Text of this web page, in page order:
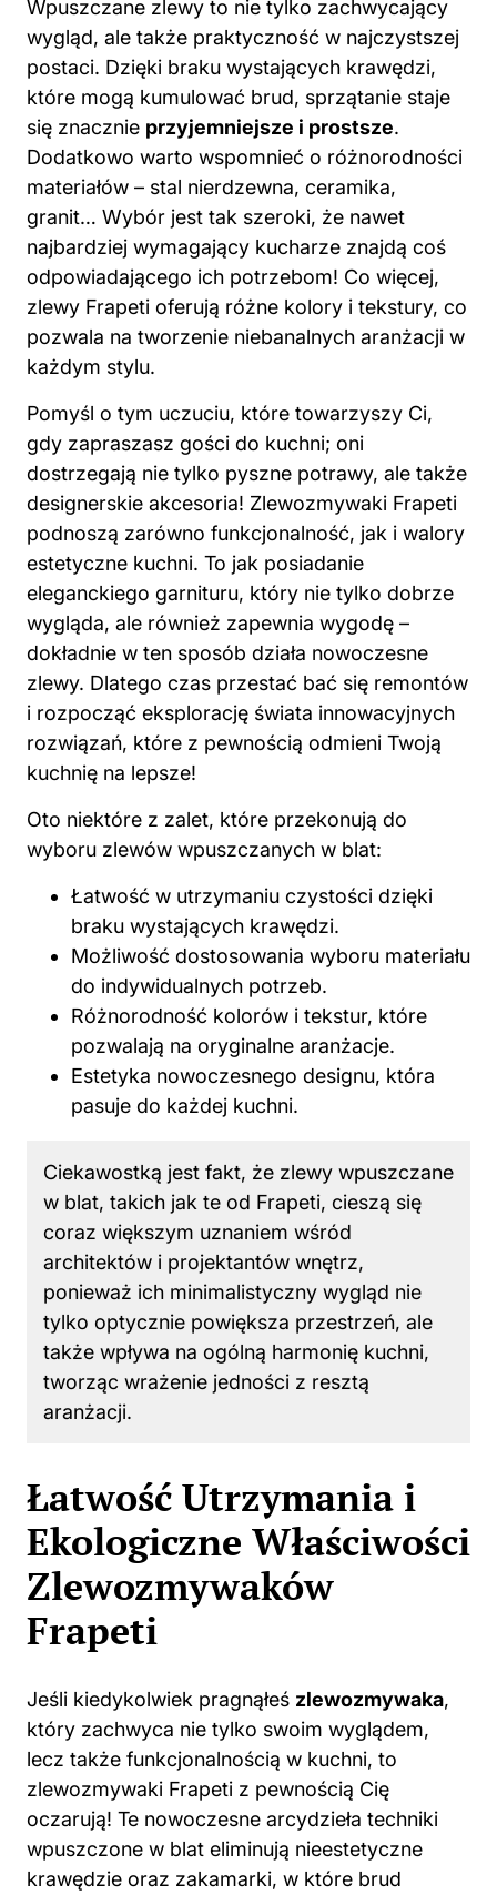
Wpuszczane zlewy to nie tylko zachwycający
wygląd, ale także praktyczność w najczystszej
postaci. Dzięki braku wystających krawędzi,
które mogą kumulować brud, sprzątanie staje
się znacznie przyjemniejsze i prostsze.
Dodatkowo warto wspomnieć o różnorodności
materiałów – stal nierdzewna, ceramika,
granit… Wybór jest tak szeroki, że nawet
najbardziej wymagający kucharze znajdą coś
odpowiadającego ich potrzebom! Co więcej,
zlewy Frapeti oferują różne kolory i tekstury, co
pozwala na tworzenie niebanalnych aranżacji w
każdym stylu.
Pomyśl o tym uczuciu, które towarzyszy Ci,
gdy zapraszasz gości do kuchni; oni
dostrzegają nie tylko pyszne potrawy, ale także
designerskie akcesoria! Zlewozmywaki Frapeti
podnoszą zarówno funkcjonalność, jak i walory
estetyczne kuchni. To jak posiadanie
eleganckiego garnituru, który nie tylko dobrze
wygląda, ale również zapewnia wygodę –
dokładnie w ten sposób działa nowoczesne
zlewy. Dlatego czas przestać bać się remontów
i rozpocząć eksplorację świata innowacyjnych
rozwiązań, które z pewnością odmieni Twoją
kuchnię na lepsze!
Oto niektóre z zalet, które przekonują do
wyboru zlewów wpuszczanych w blat:
Łatwość w utrzymaniu czystości dzięki
braku wystających krawędzi.
Możliwość dostosowania wyboru materiału
do indywidualnych potrzeb.
Różnorodność kolorów i tekstur, które
pozwalają na oryginalne aranżacje.
Estetyka nowoczesnego designu, która
pasuje do każdej kuchni.
Ciekawostką jest fakt, że zlewy wpuszczane
w blat, takich jak te od Frapeti, cieszą się
coraz większym uznaniem wśród
architektów i projektantów wnętrz,
ponieważ ich minimalistyczny wygląd nie
tylko optycznie powiększa przestrzeń, ale
także wpływa na ogólną harmonię kuchni,
tworząc wrażenie jedności z resztą
aranżacji.
Łatwość Utrzymania i
Ekologiczne Właściwości
Zlewozmywaków
Frapeti
Jeśli kiedykolwiek pragnąłeś zlewozmywaka,
który zachwyca nie tylko swoim wyglądem,
lecz także funkcjonalnością w kuchni, to
zlewozmywaki Frapeti z pewnością Cię
oczarują! Te nowoczesne arcydzieła techniki
wpuszczone w blat eliminują nieestetyczne
krawędzie oraz zakamarki, w które brud